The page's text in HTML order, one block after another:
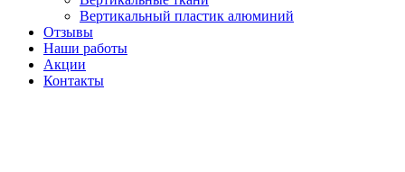
Вертикальный пластик алюминий
Отзывы
Наши работы
Акции
Контакты